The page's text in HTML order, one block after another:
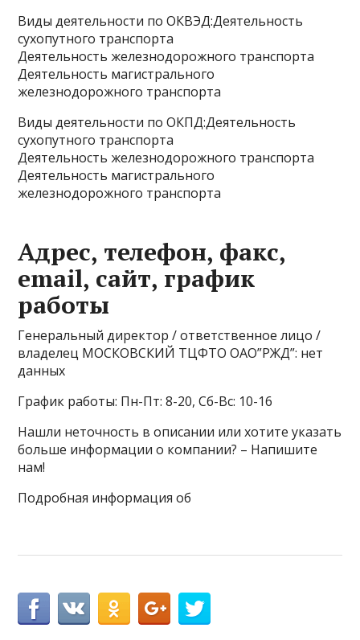
Виды деятельности по ОКВЭД:Деятельность
сухопутного транспорта
Деятельность железнодорожного транспорта
Деятельность магистрального
железнодорожного транспорта
Виды деятельности по ОКПД:Деятельность
сухопутного транспорта
Деятельность железнодорожного транспорта
Деятельность магистрального
железнодорожного транспорта
Адрес, телефон, факс,
email, сайт, график
работы
Генеральный директор / ответственное лицо /
владелец МОСКОВСКИЙ ТЦФТО ОАО”РЖД”: нет
данных
График работы: Пн-Пт: 8-20, Сб-Вс: 10-16
Нашли неточность в описании или хотите указать
больше информации о компании? – Напишите
нам!
Подробная информация об